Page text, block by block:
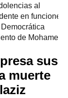
al
en funciones
de Mohamed
sus
muerte